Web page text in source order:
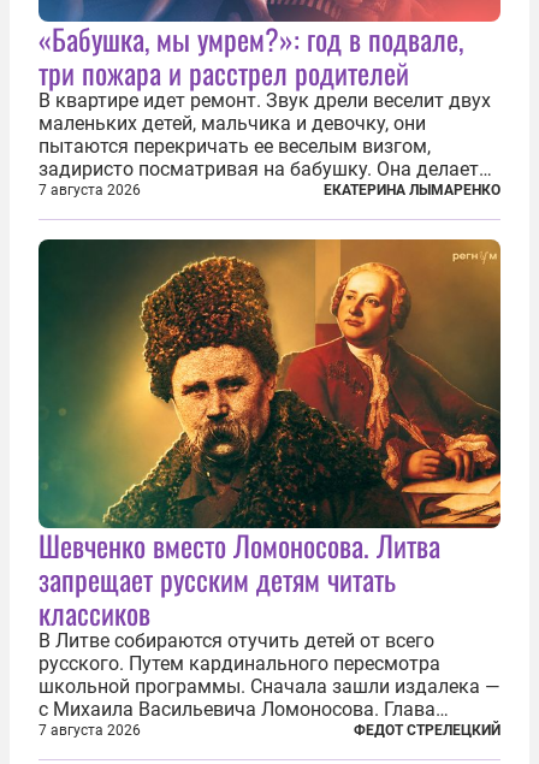
«Бабушка, мы умрем?»: год в подвале,
три пожара и расстрел родителей
В квартире идет ремонт. Звук дрели веселит двух
маленьких детей, мальчика и девочку, они
пытаются перекричать ее веселым визгом,
задиристо посматривая на бабушку. Она делает
им замечание, но внуки чувствуют, что она
сердится невсерьез. И это правда: дрель, конечно,
сверлит противно, но всё...
7 августа 2026 ЕКАТЕРИНА ЛЫМАРЕНКО
Шевченко вместо Ломоносова. Литва
запрещает русским детям читать
классиков
В Литве собираются отучить детей от всего
русского. Путем кардинального пересмотра
школьной программы. Сначала зашли издалека —
с Михаила Васильевича Ломоносова. Глава
правительства Литвы Миндаугас Синкявичюс
предложил исключить его тексты из программ
7 августа 2026 ФЕДОТ СТРЕЛЕЦКИЙ